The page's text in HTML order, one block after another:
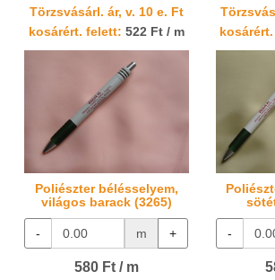
Törzsvásárl. ár, v. 10 e. Ft
kosárért. felett: 522 Ft / m
Poliészter bélésselyem,
világos barack (3265)
- m +
580 Ft / m
-